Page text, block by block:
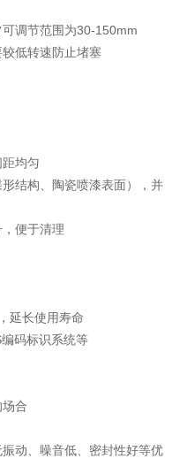
调节范围为30-150mm
低转速防止堵塞
均匀
结构、陶瓷喷漆表面），并
便于清理
延长使用寿命
码标识系统等
合
动、噪音低、密封性好等优